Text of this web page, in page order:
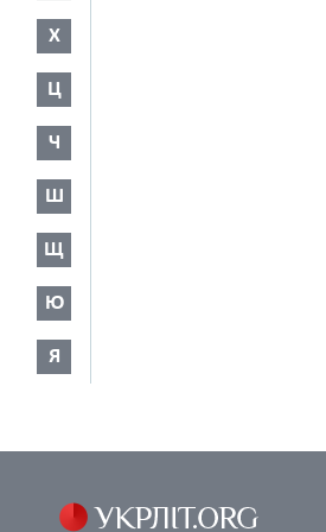
Х
Ц
Ч
Ш
Щ
Ю
Я